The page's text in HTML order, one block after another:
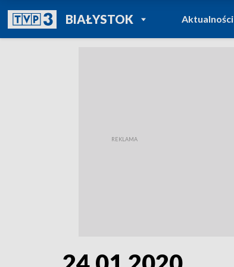
BIAŁYSTOKPOWRÓT DO
TVP REGIONY
Aktualności